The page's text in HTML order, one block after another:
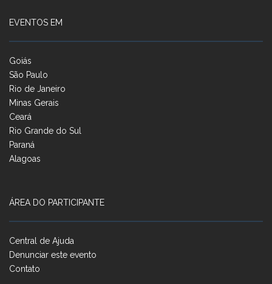
EVENTOS EM
Goiás
São Paulo
Rio de Janeiro
Minas Gerais
Ceará
Rio Grande do Sul
Paraná
Alagoas
ÁREA DO PARTICIPANTE
Central de Ajuda
Denunciar este evento
Contato